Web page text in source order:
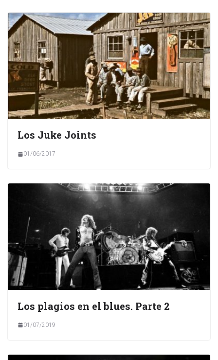
Los Juke Joints
01/06/2017
Los plagios en el blues. Parte 2
01/07/2019